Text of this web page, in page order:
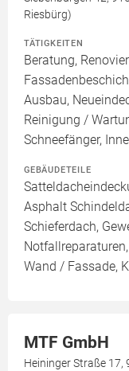
Riesbürg)
TÄTIGKEITEN
Beratung,
Ausbau,
Reinigung /
Schneefänger,
GEBÄUDETEILE
Asphalt
Schieferdach,
Wand / Fassade,
MTF GmbH
Heininger Straße 17,